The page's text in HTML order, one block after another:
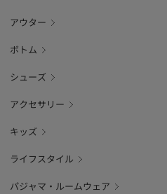
アウター
ボトム
シューズ
アクセサリー
キッズ
ライフスタイル
パジャマ・ルームウェア